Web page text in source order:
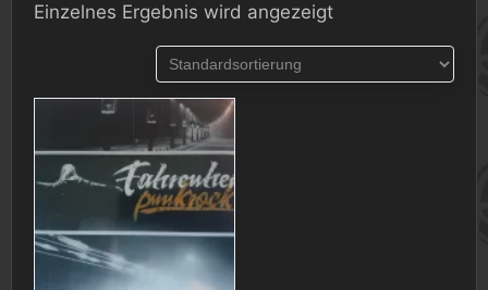
Einzelnes Ergebnis wird angezeigt